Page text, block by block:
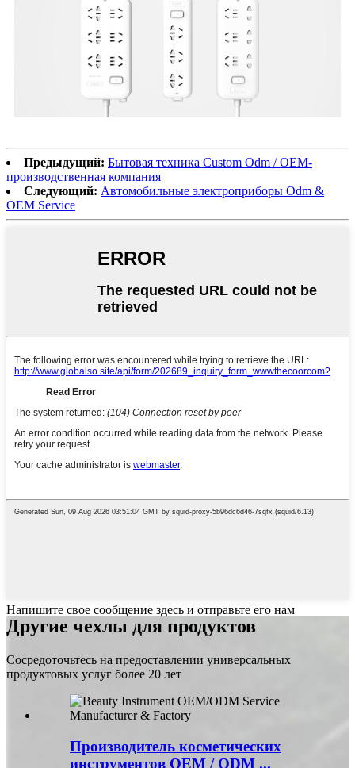
Предыдущий: Бытовая техника Custom Odm / OEM-
производственная компания
Следующий: Автомобильные электроприборы Odm &
OEM Service
Напишите свое сообщение здесь и отправьте его нам
Другие чехлы для продуктов
Сосредоточьтесь на предоставлении универсальных
продуктовых услуг более 20 лет
Производитель косметических
инструментов OEM / ODM ...